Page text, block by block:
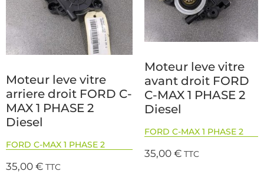
Moteur leve vitre
arriere droit FORD C-
MAX 1 PHASE 2
Diesel
FORD C-MAX 1 PHASE 2
35,00€ TTC
Moteur leve vitre
avant droit FORD
C-MAX 1 PHASE 2
Diesel
FORD C-MAX 1 PHASE 2
35,00€ TTC